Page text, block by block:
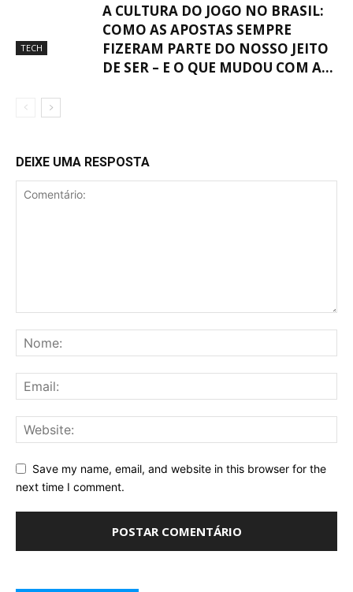
TECH
A CULTURA DO JOGO NO BRASIL:
COMO AS APOSTAS SEMPRE
FIZERAM PARTE DO NOSSO JEITO
DE SER – E O QUE MUDOU COM A...
DEIXE UMA RESPOSTA
Save my name, email, and website in this browser for the
next time I comment.